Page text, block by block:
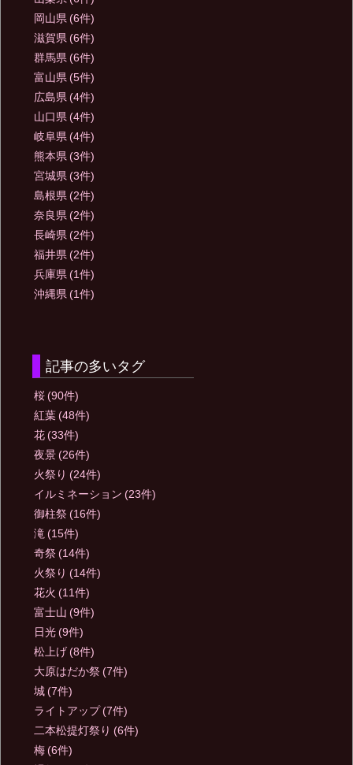
岡山県 (6件)
滋賀県 (6件)
群馬県 (6件)
富山県 (5件)
広島県 (4件)
山口県 (4件)
岐阜県 (4件)
熊本県 (3件)
宮城県 (3件)
島根県 (2件)
奈良県 (2件)
長崎県 (2件)
福井県 (2件)
兵庫県 (1件)
沖縄県 (1件)
記事の多いタグ
桜 (90件)
紅葉 (48件)
花 (33件)
夜景 (26件)
火祭り (24件)
イルミネーション (23件)
御柱祭 (16件)
滝 (15件)
奇祭 (14件)
火祭り (14件)
花火 (11件)
富士山 (9件)
日光 (9件)
松上げ (8件)
大原はだか祭 (7件)
城 (7件)
ライトアップ (7件)
二本松提灯祭り (6件)
梅 (6件)